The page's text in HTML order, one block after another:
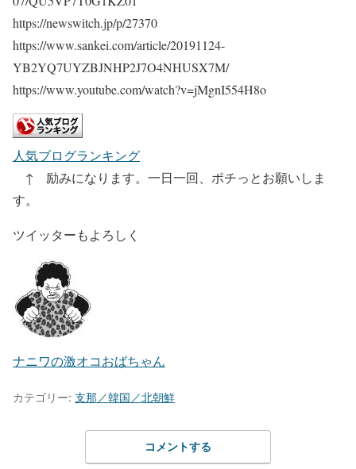
https://newswitch.jp/p/27370
https://www.sankei.com/article/20191124-
YB2YQ7UYZBJNHP2J7O4NHUSX7M/
https://www.youtube.com/watch?v=jMgnI554H8o
人気ブログランキング
↑ 励みになります。一日一回、ポチっとお願いしま
す。
ツイッターもよろしく
ナニワの激オコおばちゃん
カテゴリー: 支那／韓国／北朝鮮
コメントする